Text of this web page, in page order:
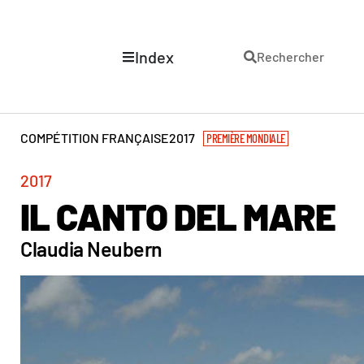
Rechercher
Index
COMPÉTITION FRANÇAISE2017 PREMIÈRE MONDIALE
2017
IL CANTO DEL MARE
Claudia Neubern